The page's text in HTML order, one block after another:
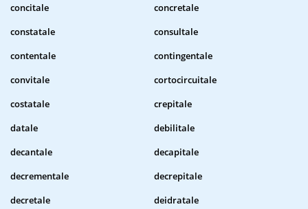
concitale
concretale
constatale
consultale
contentale
contingentale
convitale
cortocircuitale
costatale
crepitale
datale
debilitale
decantale
decapitale
decrementale
decrepitale
decretale
deidratale